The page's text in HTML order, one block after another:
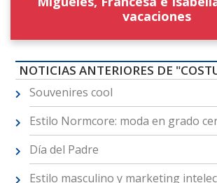
vacaciones
NOTICIAS ANTERIORES DE
Souvenires cool
Estilo Normcore: moda en grado
Día del Padre
Estilo masculino y marketing